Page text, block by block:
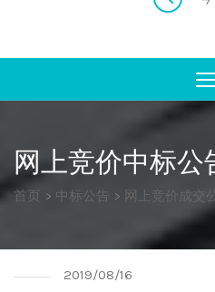
网上竞价中标公
首页 > 中标公告 > 网上竞价成交
2019/08/16